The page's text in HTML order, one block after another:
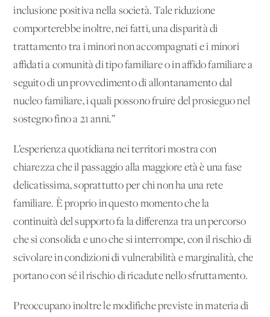
inclusione positiva nella società. Tale riduzione
comporterebbe inoltre, nei fatti, una disparità di
trattamento tra i minori non accompagnati e i minori
affidati a comunità di tipo familiare o in affido familiare a
seguito di un provvedimento di allontanamento dal
nucleo familiare, i quali possono fruire del prosieguo nel
sostegno fino a 21 anni.”
L’esperienza quotidiana nei territori mostra con
chiarezza che il passaggio alla maggiore età è una fase
delicatissima, soprattutto per chi non ha una rete
familiare. È proprio in questo momento che la
continuità del supporto fa la differenza tra un percorso
che si consolida e uno che si interrompe, con il rischio di
scivolare in condizioni di vulnerabilità e marginalità, che
portano con sé il rischio di ricadute nello sfruttamento.
Preoccupano inoltre le modifiche previste in materia di